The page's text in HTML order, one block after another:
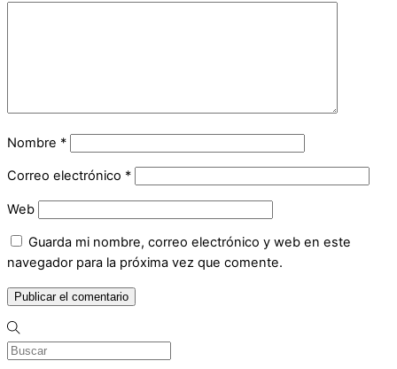
Nombre *
Correo electrónico *
Web
Guarda mi nombre, correo electrónico y web en este
navegador para la próxima vez que comente.